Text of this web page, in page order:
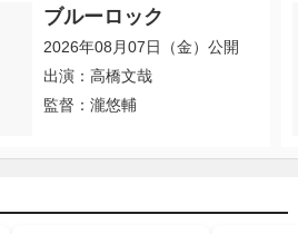
ブルーロック
2026年08月07日（金）公開
出演：高橋文哉
監督：瀧悠輔